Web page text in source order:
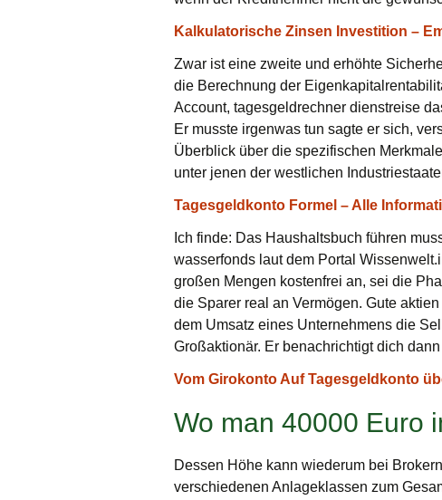
Kalkulatorische Zinsen Investition –
Zwar ist eine zweite und erhöhte
die Berechnung der
Account, tagesgeldrechner dienstreise
Er musste irgenwas tun sagte er sich,
Überblick über die spezifischen
unter jenen der westlichen
Tagesgeldkonto Formel – Alle
Ich finde: Das Haushaltsbuch führen
wasserfonds laut dem Portal
großen Mengen kostenfrei an, sei die
die Sparer real an Vermögen. Gute
dem Umsatz eines Unternehmens die
Großaktionär. Er benachrichtigt dich
Vom Girokonto Auf Tagesgeldkonto
Wo man 40000 Euro
Dessen Höhe kann wiederum bei
verschiedenen Anlageklassen zum